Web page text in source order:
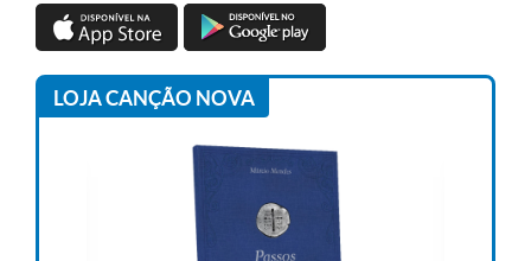
LOJA CANÇÃO NOVA